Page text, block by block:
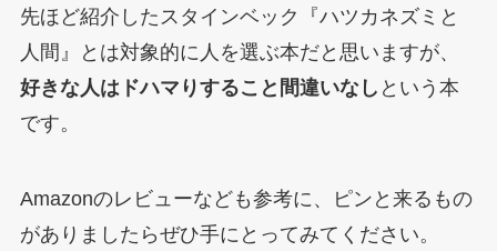
先ほど紹介したスタインベック『ハツカネズミと
人間』とは対象的に人を選ぶ本だと思いますが、
好きな人はドハマりすること間違いなし という本
です。
Amazonのレビューなども参考に、ピンと来るもの
がありましたらぜひ手にとってみてください。